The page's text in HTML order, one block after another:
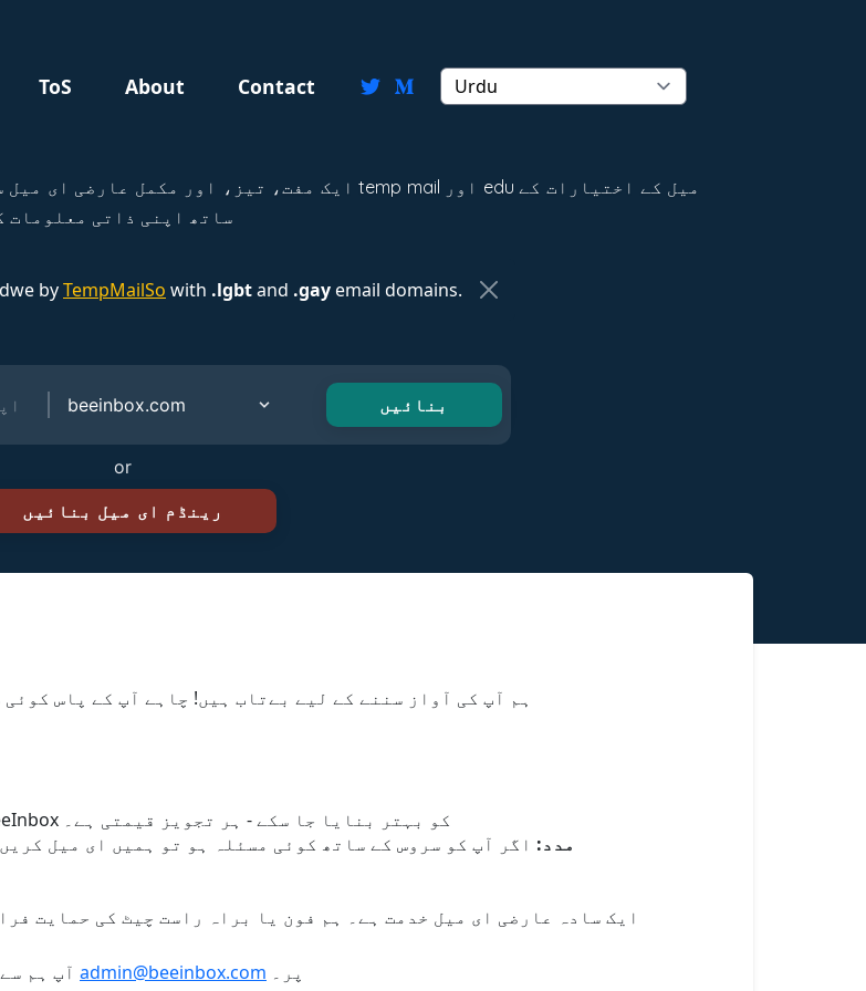
ToS About Contact
ساتھ اپنی ذاتی معلومات
byTempMailSo with .lgbtand .gayemail domains.
or
ہم آپ کی آواز سننے کے لیے بےتاب ہیں! چاہے آپ کے پاس
اپنے خیالات کا اظہار کریں تاکہ BeeInbox کو بہتر بنایا جا سکے - ہر تجویز قیمتی ہے۔
مدد: اگر آپ کو سروس کے ساتھ کوئی مسئلہ ہو تو ہمیں ای میل
admin@beeinbox.com پر۔